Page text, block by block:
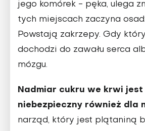
jego komórek - pęka, ulega
tych miejscach zaczyna
Powstają zakrzepy. Gdy
dochodzi do zawału serca
mózgu.
Nadmiar cukru we krwi jest
niebezpieczny również dla
narząd, który jest plątaniną